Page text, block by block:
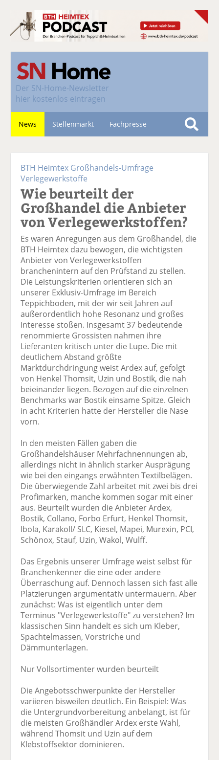
Der SN-Home-Newsletter
hier kostenlos eintragen
News Stellenmarkt Fachpresse
S
BTH Heimtex Großhandels-Umfrage
Verlegewerkstoffe
Wie beurteilt der
Großhandel die Anbieter
von Verlegewerkstoffen?
Es waren Anregungen aus dem Großhandel, die
BTH Heimtex dazu bewogen, die wichtigsten
Anbieter von Verlegewerkstoffen
branchenintern auf den Prüfstand zu stellen.
Die Leistungskriterien orientieren sich an
unserer Exklusiv-Umfrage im Bereich
Teppichboden, mit der wir seit Jahren auf
außerordentlich hohe Resonanz und großes
Interesse stoßen. Insgesamt 37 bedeutende
renommierte Grossisten nahmen ihre
Lieferanten kritisch unter die Lupe. Die mit
deutlichem Abstand größte
Marktdurchdringung weist Ardex auf, gefolgt
von Henkel Thomsit, Uzin und Bostik, die nah
beieinander liegen. Bezogen auf die einzelnen
Benchmarks war Bostik einsame Spitze. Gleich
in acht Kriterien hatte der Hersteller die Nase
vorn.
In den meisten Fällen gaben die
Großhandelshäuser Mehrfachnennungen ab,
allerdings nicht in ähnlich starker Ausprägung
wie bei den eingangs erwähnten Textilbelägen.
Die überwiegende Zahl arbeitet mit zwei bis drei
Profimarken, manche kommen sogar mit einer
aus. Beurteilt wurden die Anbieter Ardex,
Bostik, Collano, Forbo Erfurt, Henkel Thomsit,
Ibola, Karakoll/ SLC, Kiesel, Mapei, Murexin, PCI,
Schönox, Stauf, Uzin, Wakol, Wulff.
Das Ergebnis unserer Umfrage weist selbst für
Branchenkenner die eine oder andere
Überraschung auf. Dennoch lassen sich fast alle
Platzierungen argumentativ untermauern. Aber
zunächst: Was ist eigentlich unter dem
Terminus "Verlegewerkstoffe" zu verstehen? Im
klassischen Sinn handelt es sich um Kleber,
Spachtelmassen, Vorstriche und
Dämmunterlagen.
Nur Vollsortimenter wurden beurteilt
Die Angebotsschwerpunkte der Hersteller
variieren bisweilen deutlich. Ein Beispiel: Was
die Untergrundvorbereitung anbelangt, ist für
die meisten Großhändler Ardex erste Wahl,
während Thomsit und Uzin auf dem
Klebstoffsektor dominieren.